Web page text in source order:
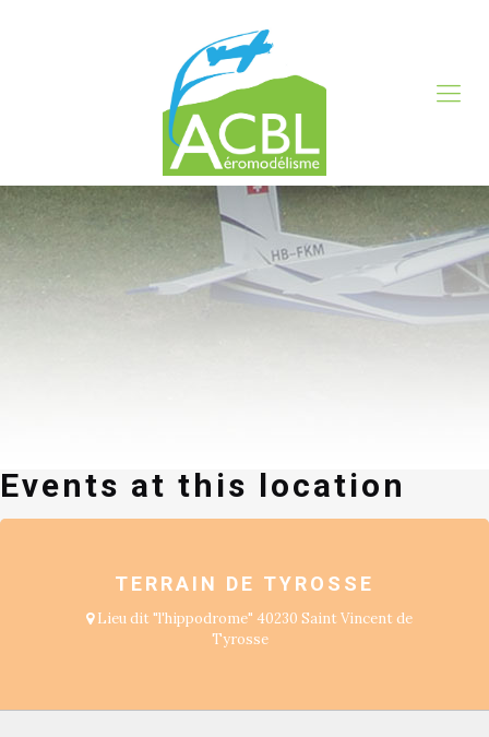
Events at this location
TERRAIN DE TYROSSE
Lieu dit "l'hippodrome" 40230 Saint Vincent de
Tyrosse